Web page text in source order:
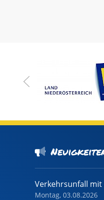
Verkehrsunfall
Montag, 03.08.2026